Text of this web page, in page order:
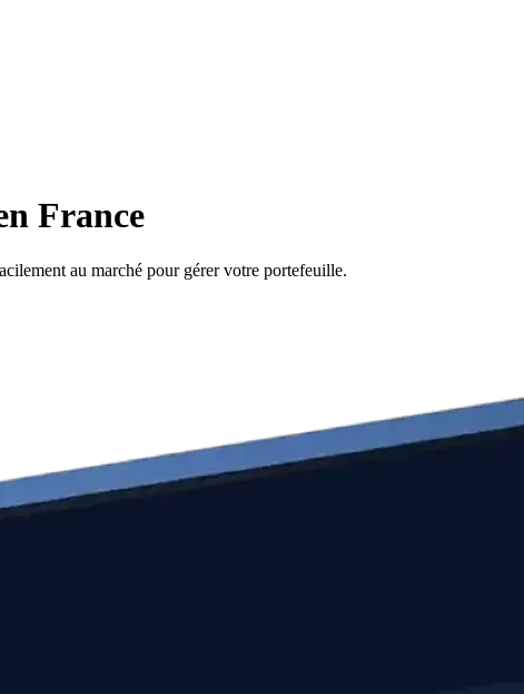
France
au marché pour gérer votre portefeuille.